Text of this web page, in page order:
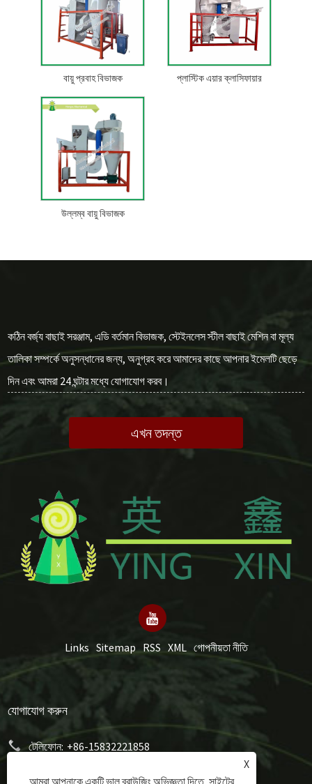
বায়ু প্রবাহ বিভাজক প্লাস্টিক এয়ার ক্লাসিফায়ার
উল্লম্ব বায়ু বিভাজক
কঠিন বর্জ্য বাছাই সরঞ্জাম, এডি বর্তমান বিভাজক, স্টেইনলেস স্টীল বাছাই মেশিন বা মূল্য
তালিকা সম্পর্কে অনুসন্ধানের জন্য, অনুগ্রহ করে আমাদের কাছে আপনার ইমেলটি ছেড়ে
দিন এবং আমরা 24 ঘন্টার মধ্যে যোগাযোগ করব।
এখন তদন্ত
Links Sitemap RSS XML গোপনীয়তা নীতি
যোগাযোগ করুন
টেলিফোন: +86-15832221858
X
আমরা আপনাকে একটি ভাল ব্রাউজিং অভিজ্ঞতা দিতে, সাইটের